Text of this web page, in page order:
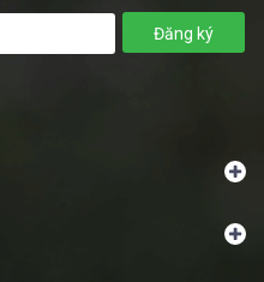
Đăng ký